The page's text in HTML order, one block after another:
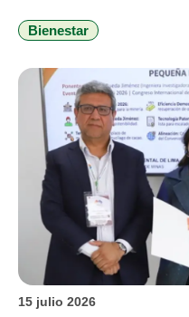
permanencia estudiantil y
Bienestar
15 julio 2026